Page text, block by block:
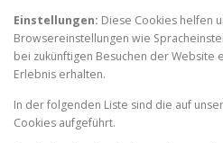
Einstellungen: Diese Cookies helfen
Browsereinstellungen wie
bei zukünftigen Besuchen der
Erlebnis erhalten.
In der folgenden Liste sind die auf
Cookies aufgeführt.